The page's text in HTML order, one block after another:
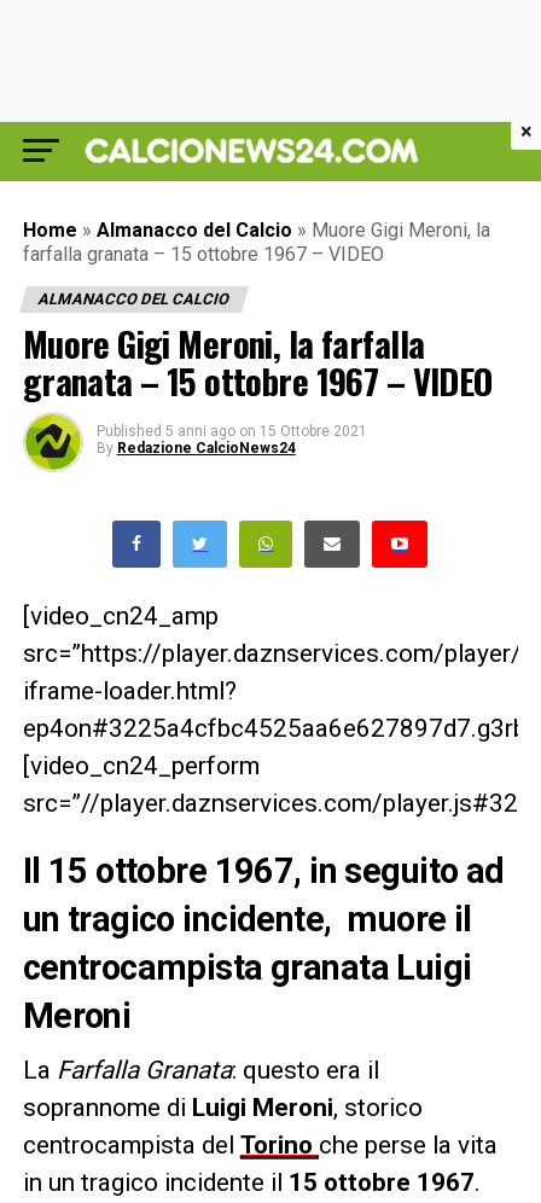
Home » Almanacco del Calcio » Muore Gigi Meroni, la
farfalla granata – 15 ottobre 1967 – VIDEO
ALMANACCO DEL CALCIO
Muore Gigi Meroni, la farfalla
granata – 15 ottobre 1967 – VIDEO
Published 5 anni ago on 15 Ottobre 2021
By Redazione CalcioNews24
[video_cn24_amp
src=”https://player.daznservices.com/player/
iframe-loader.html?
[video_cn24_perform
src=”//player.daznservices.com/
Il 15 ottobre 1967, in seguito ad
un tragico incidente, muore il
centrocampista granata Luigi
Meroni
La Farfalla Granata: questo era il
soprannome di Luigi Meroni, storico
centrocampista del Torino che perse la vita
in un tragico incidente il 15 ottobre 1967.
×